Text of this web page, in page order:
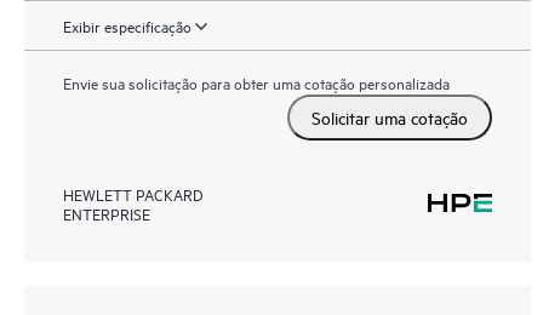
Exibir especificação
Envie sua solicitação para obter uma cotação personalizada
Solicitar uma cotação
HEWLETT PACKARD
ENTERPRISE